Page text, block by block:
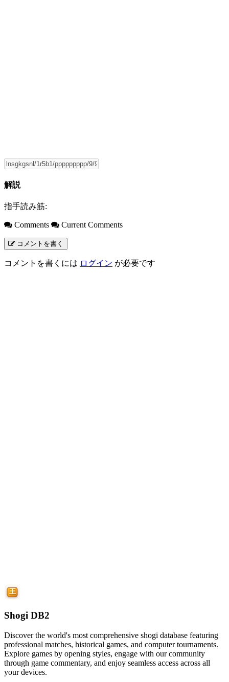
解説
指手読み筋:
Comments Current Comments
コメントを書く
コメントを書くには ログイン が必要です
Shogi DB2
Discover the world's most comprehensive shogi database featuring
professional matches, historical games, and computer tournaments.
Explore games by opening styles, engage with our community
through game commentary, and enjoy seamless access across all
your devices.